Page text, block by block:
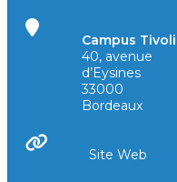
Campus Tivoli
40, avenue
d’Eysines
33000
Bordeaux
Site Web